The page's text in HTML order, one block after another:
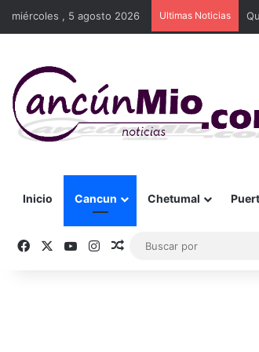
miércoles , 5 agosto 2026 Ultimas Noticias
Inicio Cancun Chetumal
FacebookYouTubeInstagram
Publicación al azar